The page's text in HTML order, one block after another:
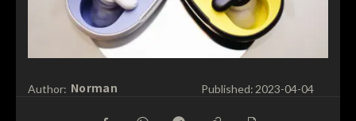
Author: Norman Published: 2023-04-04